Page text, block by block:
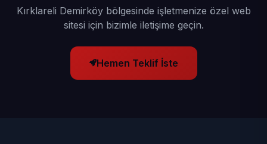
Kırklareli Demirköy bölgesinde işletmenize özel web
sitesi için bizimle iletişime geçin.
Hemen Teklif İste